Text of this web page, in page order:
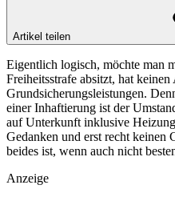
Artikel teilen
Eigentlich logisch, möchte man
Freiheitsstrafe absitzt, hat
Grundsicherungsleistungen.
einer Inhaftierung ist der
auf Unterkunft inklusive
Gedanken und erst recht keinen
beides ist, wenn auch nicht
Anzeige